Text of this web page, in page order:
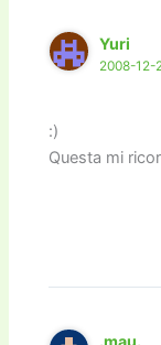
Yuri
2008-12-
:)
Questa mi
.mau.